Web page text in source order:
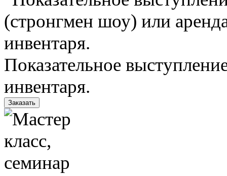
Показательное
инвентаря.
Заказать